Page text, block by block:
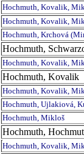
Hochmuth, Kovalik,
Hochmuth, Kovalik,
Hochmuth, Krchová
Hochmuth,
Hochmuth, Kovalik,
Hochmuth, Kovalik
Hochmuth, Kovalik,
Hochmuth, Ujlakiová,
Hochmuth, Mikloš
Hochmuth,
Hochmuth, Kovalik,